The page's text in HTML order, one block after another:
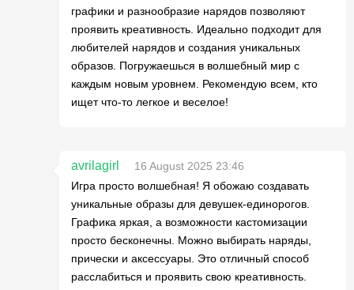
графики и разнообразие нарядов позволяют
проявить креативность. Идеально подходит для
любителей нарядов и создания уникальных
образов. Погружаешься в волшебный мир с
каждым новым уровнем. Рекомендую всем, кто
ищет что-то легкое и веселое!
avrilagirl
16 August 2025 23:46
Игра просто волшебная! Я обожаю создавать
уникальные образы для девушек-единорогов.
Графика яркая, а возможности кастомизации
просто бесконечны. Можно выбирать наряды,
прически и аксессуары. Это отличный способ
расслабиться и проявить свою креативность.